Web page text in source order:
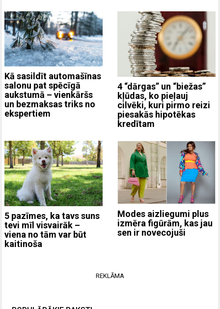
Kā sasildīt automašīnas
salonu pat spēcīgā
aukstumā – vienkāršs
un bezmaksas triks no
ekspertiem
4 “dārgas” un “biežas”
kļūdas, ko pieļauj
cilvēki, kuri pirmo reizi
piesakās hipotēkas
kredītam
5 pazīmes, ka tavs suns
tevi mīl visvairāk –
viena no tām var būt
kaitinoša
Modes aizliegumi plus
izmēra figūrām, kas jau
sen ir novecojuši
REKLĀMA